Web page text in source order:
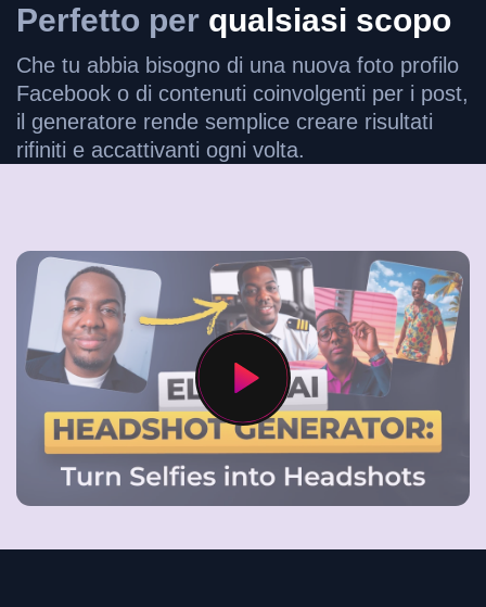
Perfetto per qualsiasi scopo
Che tu abbia bisogno di una nuova foto profilo
Facebook o di contenuti coinvolgenti per i post,
il generatore rende semplice creare risultati
rifiniti e accattivanti ogni volta.